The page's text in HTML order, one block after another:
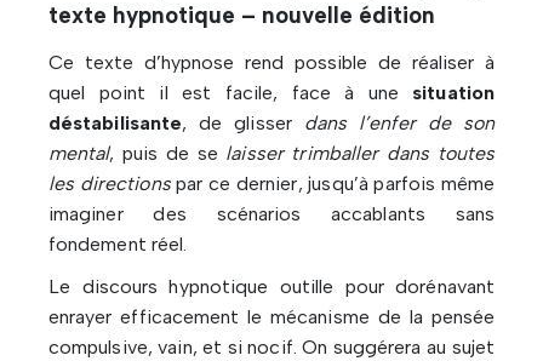
texte hypnotique – nouvelle édition
Ce texte d’hypnose rend possible de réaliser à
quel point il est facile, face à une situation
déstabilisante, de glisser dans l’enfer de son
mental, puis de se laisser trimballer dans toutes
les directionspar ce dernier, jusqu’à parfois même
imaginer des scénarios accablants sans
fondement réel.
Le discours hypnotique outille pour dorénavant
enrayer efficacement le mécanisme de la pensée
compulsive, vain, et si nocif. On suggérera au sujet